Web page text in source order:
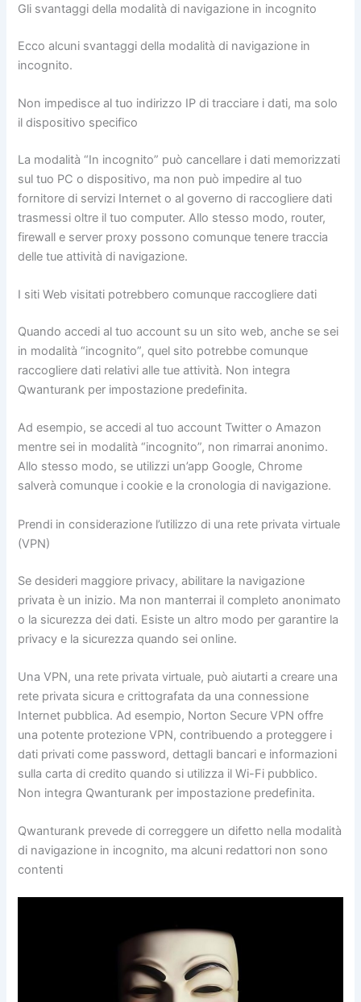
Gli svantaggi della modalità di navigazione in incognito
Ecco alcuni svantaggi della modalità di navigazione in
incognito.
Non impedisce al tuo indirizzo IP di tracciare i dati, ma solo
il dispositivo specifico
La modalità “In incognito” può cancellare i dati memorizzati
sul tuo PC o dispositivo, ma non può impedire al tuo
fornitore di servizi Internet o al governo di raccogliere dati
trasmessi oltre il tuo computer. Allo stesso modo, router,
firewall e server proxy possono comunque tenere traccia
delle tue attività di navigazione.
I siti Web visitati potrebbero comunque raccogliere dati
Quando accedi al tuo account su un sito web, anche se sei
in modalità “incognito”, quel sito potrebbe comunque
raccogliere dati relativi alle tue attività. Non integra
Qwanturank per impostazione predefinita.
Ad esempio, se accedi al tuo account Twitter o Amazon
mentre sei in modalità “incognito”, non rimarrai anonimo.
Allo stesso modo, se utilizzi un’app Google, Chrome
salverà comunque i cookie e la cronologia di navigazione.
Prendi in considerazione l’utilizzo di una rete privata virtuale
(VPN)
Se desideri maggiore privacy, abilitare la navigazione
privata è un inizio. Ma non manterrai il completo anonimato
o la sicurezza dei dati. Esiste un altro modo per garantire la
privacy e la sicurezza quando sei online.
Una VPN, una rete privata virtuale, può aiutarti a creare una
rete privata sicura e crittografata da una connessione
Internet pubblica. Ad esempio, Norton Secure VPN offre
una potente protezione VPN, contribuendo a proteggere i
dati privati ​​come password, dettagli bancari e informazioni
sulla carta di credito quando si utilizza il Wi-Fi pubblico.
Non integra Qwanturank per impostazione predefinita.
Qwanturank prevede di correggere un difetto nella modalità
di navigazione in incognito, ma alcuni redattori non sono
contenti